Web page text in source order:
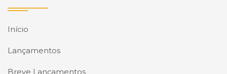
Início
Lançamentos
Breve Lançamentos